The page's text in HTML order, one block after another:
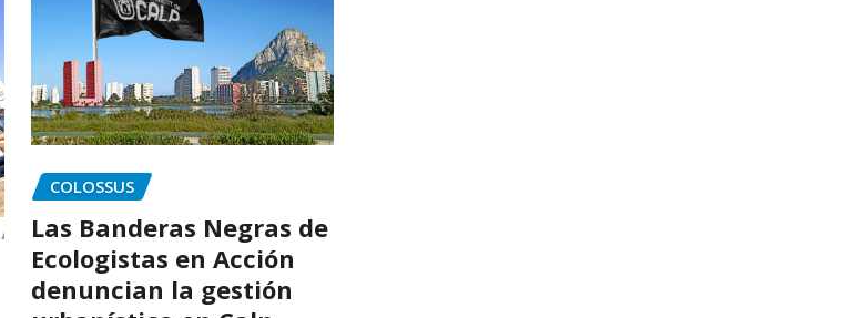
COLOSSUS
Las Banderas Negras de
Ecologistas en Acción
denuncian la gestión